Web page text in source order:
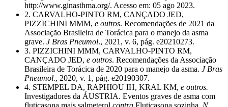
http://www.ginasthma.org/. Acesso em: 05 ago 2023.
2. CARVALHO-PINTO RM, CANÇADO JED,
PIZZICHINI MMM, e outros. Recomendações de 2021 da
Associação Brasileira de Torácica para o manejo da asma
grave. J Bras Pneumol., 2021, v. 6, pág. e20210273.
3. PIZZICHINI MMM, CARVALHO-PINTO RM,
CANÇADO JED, e outros. Recomendações da Associação
Brasileira de Torácica de 2020 para o manejo da asma. J Bras
Pneumol., 2020, v. 1, pág. e20190307.
4. STEMPEL DA, RAPHIOU IH, KRAL KM, e outros.
Investigadores da ÁUSTRIA. Eventos graves de asma com
fluticasona mais salmeterol contra Fluticasona sozinha. N